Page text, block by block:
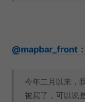
@mapbar_front
今年二月以来，
被毙了，可以说